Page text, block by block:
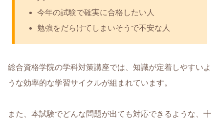
今年の試験で確実に合格したい人
勉強をだらけてしまいそうで不安な人
総合資格学院の学科対策講座では、知識が定着しやすいよ
うな効率的な学習サイクルが組まれています。
また、本試験でどんな問題が出ても対応できるような、十